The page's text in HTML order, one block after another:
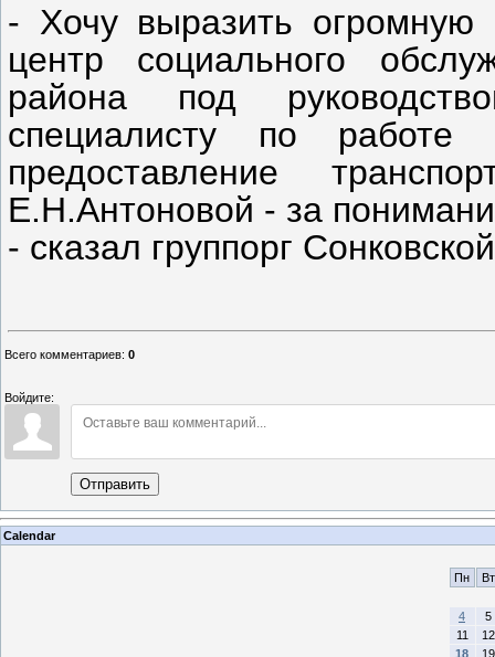
- Хочу выразить огромную
центр социального
района под
специалисту по
предоставление
Е.Н.Антоновой - за
- сказал группорг
Всего комментариев: 0
Войдите:
Отправить
Calendar
Пн Вт
4
5
11
12
18
19